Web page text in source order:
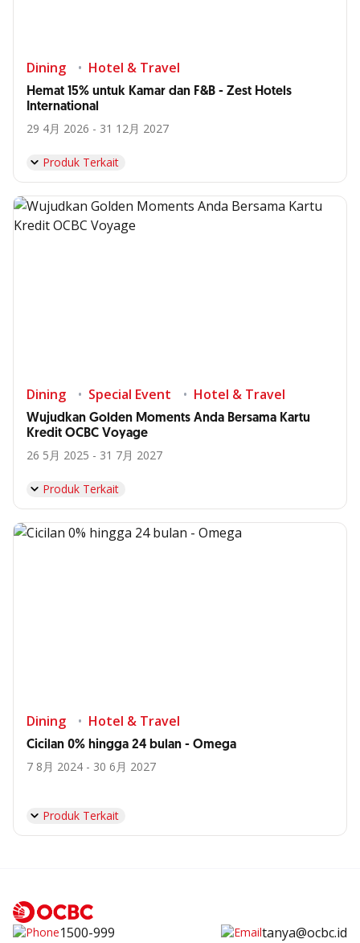
Dining Hotel & Travel
Hemat 15% untuk Kamar dan F&B - Zest Hotels
International
29 4月 2026 - 31 12月 2027
Produk Terkait
Dining Special Event Hotel & Travel
Wujudkan Golden Moments Anda Bersama Kartu
Kredit OCBC Voyage
26 5月 2025 - 31 7月 2027
Produk Terkait
Dining Hotel & Travel
Cicilan 0% hingga 24 bulan - Omega
7 8月 2024 - 30 6月 2027
Produk Terkait
1500-999 tanya@ocbc.id